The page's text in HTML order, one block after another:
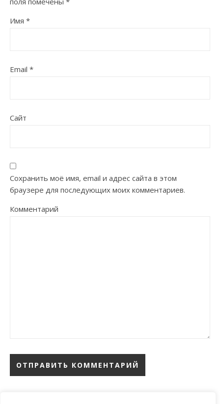
Имя *
Email *
Сайт
Сохранить моё имя, email и адрес сайта в этом
браузере для последующих моих комментариев.
Комментарий